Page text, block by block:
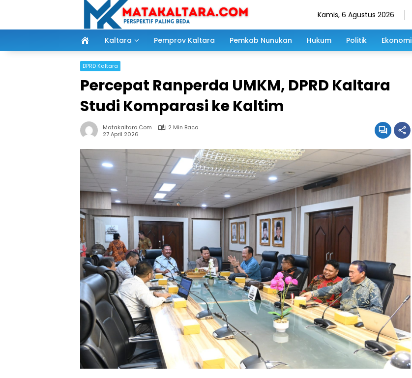
Kamis, 6 Agustus 2026
Kaltara Pemprov Kaltara Pemkab Nunukan Hukum Politik Ekonomi
DPRD Kaltara
Percepat Ranperda UMKM, DPRD Kaltara
Studi Komparasi ke Kaltim
Matakaltara.com
2 Min Baca
27 April 2026